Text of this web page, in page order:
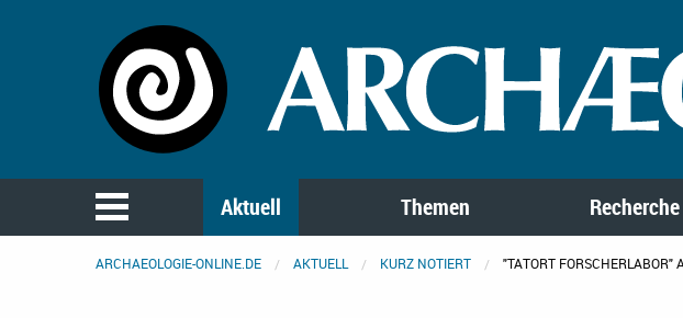
Aktuell Themen Recherche
ARCHAEOLOGIE-ONLINE.DE AKTUELL KURZ NOTIERT "TATORT FORSCHERLABOR"